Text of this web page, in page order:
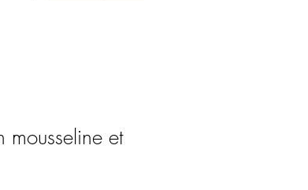
mousseline et